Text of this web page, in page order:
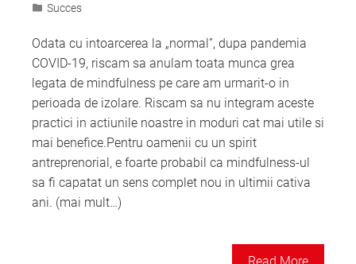
Succes
Odata cu intoarcerea la „normal”, dupa pandemia
COVID-19, riscam sa anulam toata munca grea
legata de mindfulness pe care am urmarit-o in
perioada de izolare. Riscam sa nu integram aceste
practici in actiunile noastre in moduri cat mai utile si
mai benefice.Pentru oamenii cu un spirit
antreprenorial, e foarte probabil ca mindfulness-ul
sa fi capatat un sens complet nou in ultimii cativa
ani. (mai mult…)